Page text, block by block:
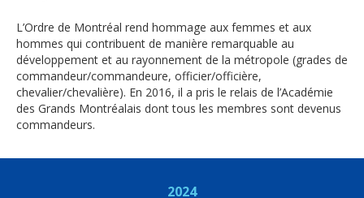
L’Ordre de Montréal rend hommage aux femmes et aux
hommes qui contribuent de manière remarquable au
développement et au rayonnement de la métropole (grades de
commandeur/commandeure, officier/officière,
chevalier/chevalière). En 2016, il a pris le relais de l’Académie
des Grands Montréalais dont tous les membres sont devenus
commandeurs.
2024